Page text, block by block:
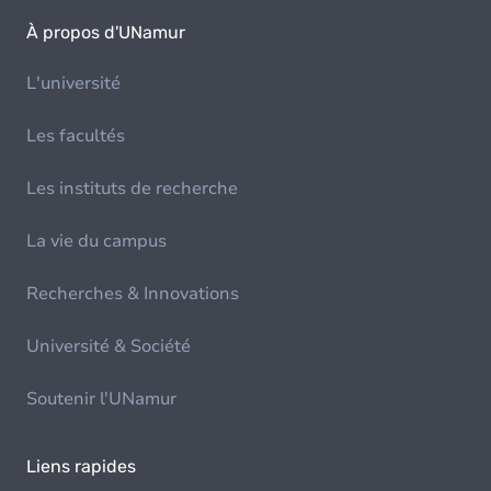
À propos d'UNamur
L'université
Les facultés
Les instituts de recherche
La vie du campus
Recherches & Innovations
Université & Société
Soutenir l'UNamur
Liens rapides